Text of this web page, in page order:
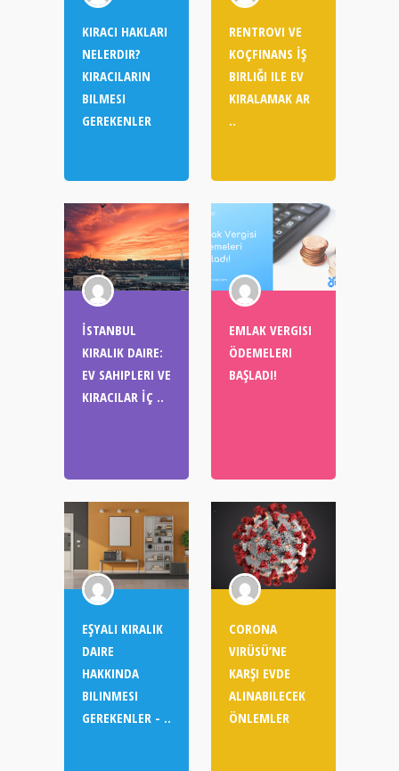
KIRACI HAKLARI
NELERDIR?
KIRACILARIN
BILMESI
GEREKENLER
RENTROVI VE
KOÇFINANS İŞ
BIRLIĞI ILE EV
KIRALAMAK AR
..
İSTANBUL
KIRALIK DAIRE:
EV SAHIPLERI VE
KIRACILAR İÇ ..
EMLAK VERGISI
ÖDEMELERI
BAŞLADI!
EŞYALI KIRALIK
DAIRE
HAKKINDA
BILINMESI
GEREKENLER - ..
CORONA
VIRÜSÜ’NE
KARŞI EVDE
ALINABILECEK
ÖNLEMLER